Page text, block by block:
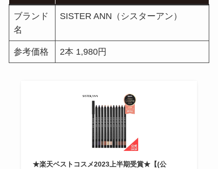
ブランド
名
SISTER ANN（シスターアン）
参考価格 2本 1,980円
★楽天ベストコスメ2023上半期受賞★【(公